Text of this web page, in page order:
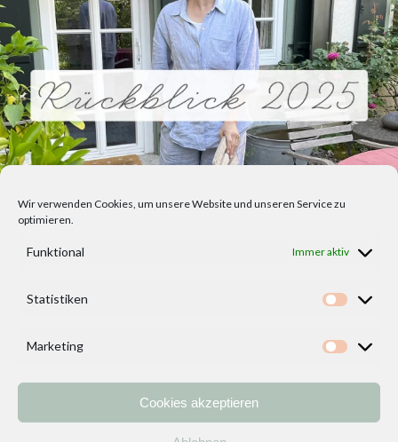
Wir verwenden Cookies, um unsere Website und unseren Service zu
optimieren.
Funktional Immer aktiv
Statistiken
Marketing
Cookies akzeptieren
Kontakt